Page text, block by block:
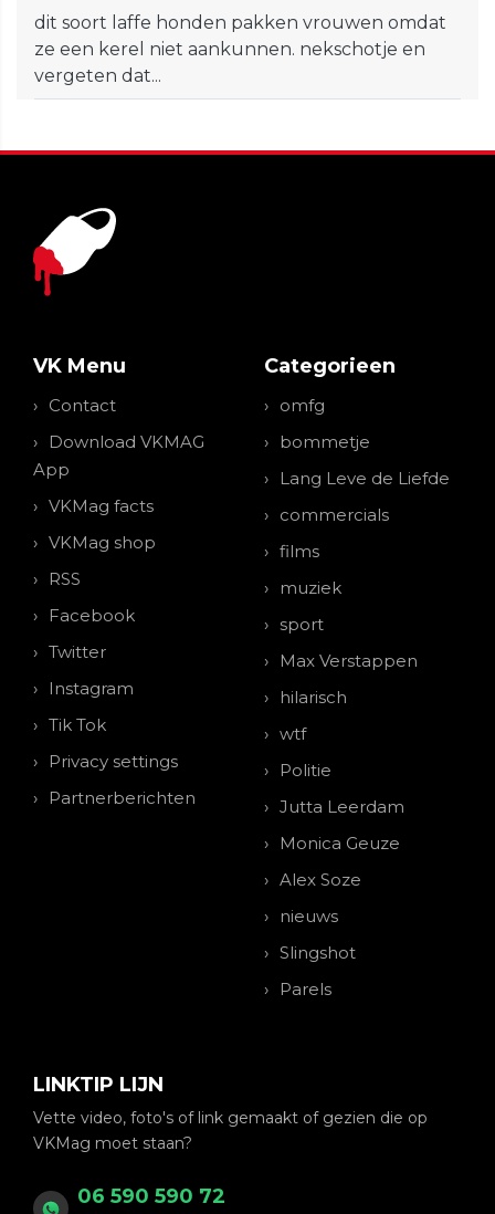
dit soort laffe honden pakken vrouwen omdat
ze een kerel niet aankunnen. nekschotje en
vergeten dat...
VK Menu
Contact
Download VKMAG
App
VKMag facts
VKMag shop
RSS
Facebook
Twitter
Instagram
Tik Tok
Privacy settings
Partnerberichten
Categorieen
omfg
bommetje
Lang Leve de Liefde
commercials
films
muziek
sport
Max Verstappen
hilarisch
wtf
Politie
Jutta Leerdam
Monica Geuze
Alex Soze
nieuws
Slingshot
Parels
LINKTIP LIJN
Vette video, foto's of link gemaakt of gezien die op
VKMag moet staan?
06 590 590 72